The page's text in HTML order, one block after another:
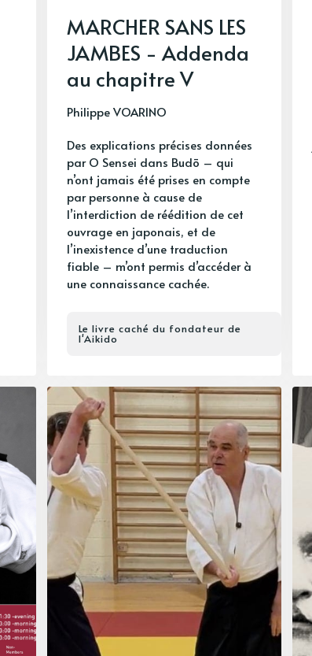
MARCHER SANS LES
JAMBES - Addenda
au chapitre V
Philippe VOARINO
Des explications précises données
par O Sensei dans Budō – qui
n’ont jamais été prises en compte
par personne à cause de
l’interdiction de réédition de cet
ouvrage en japonais, et de
l’inexistence d’une traduction
fiable – m’ont permis d’accéder à
une connaissance cachée.
Le livre caché du fondateur de
l'Aikido